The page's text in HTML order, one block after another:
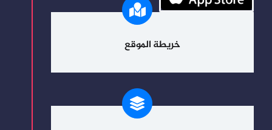
خريطة الموقع